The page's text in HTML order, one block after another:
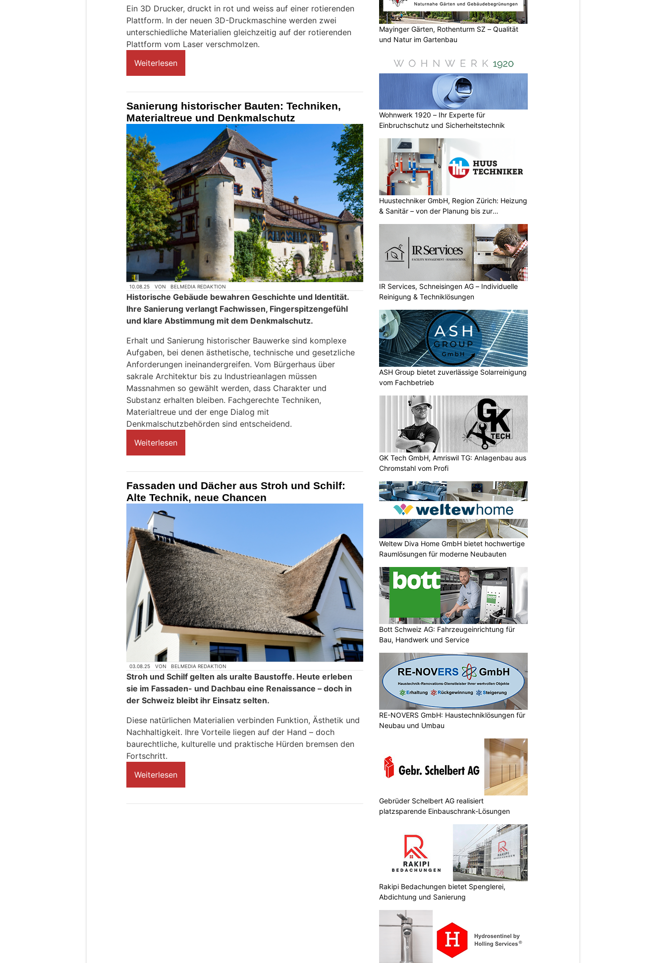
Ein 3D Drucker, druckt in rot und weiss auf einer rotierenden
Plattform. In der neuen 3D-Druckmaschine werden zwei
unterschiedliche Materialien gleichzeitig auf der rotierenden
Plattform vom Laser verschmolzen.
Weiterlesen
Sanierung historischer Bauten: Techniken,
Materialtreue und Denkmalschutz
10.08.25 VON BELMEDIA REDAKTION
Historische Gebäude bewahren Geschichte und Identität.
Ihre Sanierung verlangt Fachwissen, Fingerspitzengefühl
und klare Abstimmung mit dem Denkmalschutz.
Erhalt und Sanierung historischer Bauwerke sind komplexe
Aufgaben, bei denen ästhetische, technische und gesetzliche
Anforderungen ineinandergreifen. Vom Bürgerhaus über
sakrale Architektur bis zu Industrieanlagen müssen
Massnahmen so gewählt werden, dass Charakter und
Substanz erhalten bleiben. Fachgerechte Techniken,
Materialtreue und der enge Dialog mit
Denkmalschutzbehörden sind entscheidend.
Weiterlesen
Fassaden und Dächer aus Stroh und Schilf:
Alte Technik, neue Chancen
03.08.25 VON BELMEDIA REDAKTION
Stroh und Schilf gelten als uralte Baustoffe. Heute erleben
sie im Fassaden- und Dachbau eine Renaissance – doch in
der Schweiz bleibt ihr Einsatz selten.
Diese natürlichen Materialien verbinden Funktion, Ästhetik und
Nachhaltigkeit. Ihre Vorteile liegen auf der Hand – doch
baurechtliche, kulturelle und praktische Hürden bremsen den
Fortschritt.
Weiterlesen
Mayinger Gärten, Rothenturm SZ – Qualität
und Natur im Gartenbau
Wohnwerk 1920 – Ihr Experte für
Einbruchschutz und Sicherheitstechnik
Huustechniker GmbH, Region Zürich: Heizung
& Sanitär – von der Planung bis zur
IR Services, Schneisingen AG – Individuelle
Reinigung & Techniklösungen
ASH Group bietet zuverlässige Solarreinigung
vom Fachbetrieb
GK Tech GmbH, Amriswil TG: Anlagenbau aus
Chromstahl vom Profi
Weltew Diva Home GmbH bietet hochwertige
Raumlösungen für moderne Neubauten
Bott Schweiz AG: Fahrzeugeinrichtung für
Bau, Handwerk und Service
RE-NOVERS GmbH: Haustechniklösungen für
Neubau und Umbau
Gebrüder Schelbert AG realisiert
platzsparende Einbauschrank-Lösungen
Rakipi Bedachungen bietet Spenglerei,
Abdichtung und Sanierung